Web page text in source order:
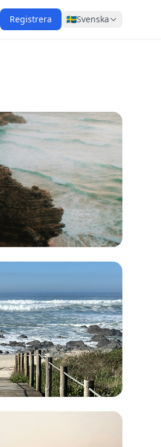
Registrera 🇸🇪Svenska